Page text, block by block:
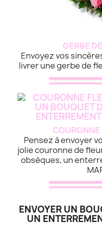
GERBE
Envoyez vos
livrer une gerbe de
COURONNE
Pensez à envoyer
jolie couronne de
obsèques, un
ENVOYER UN
UN